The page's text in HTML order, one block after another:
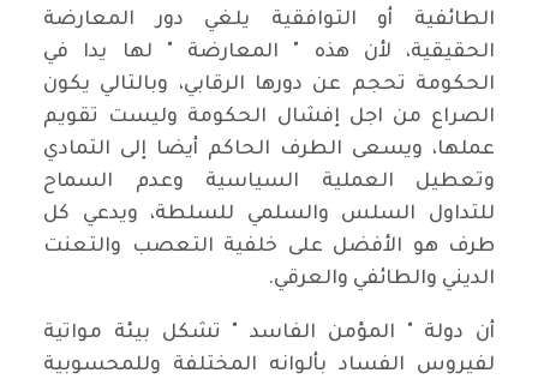
الطائفية أو التوافقية يلغي دور المعارضة
الحقيقية، لأن هذه " المعارضة " لها يدا في
الحكومة تحجم عن دورها الرقابي، وبالتالي يكون
الصراع من اجل إفشال الحكومة وليست تقويم
عملها، ويسعى الطرف الحاكم أيضا إلى التمادي
وتعطيل العملية السياسية وعدم السماح
للتداول السلس والسلمي للسلطة، ويدعي كل
طرف هو الأفضل على خلفية التعصب والتعنت
الديني والطائفي والعرقي.
أن دولة " المؤمن الفاسد " تشكل بيئة مواتية
لفيروس الفساد بألوانه المختلفة وللمحسوبية